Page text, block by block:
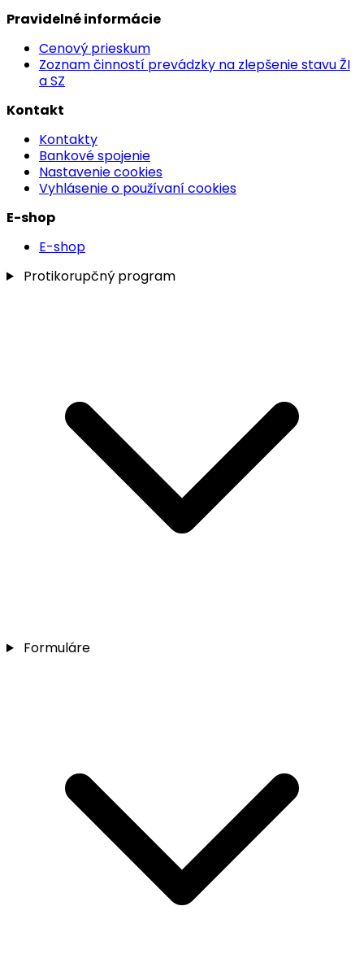
Pravidelné informácie
Cenový prieskum
Zoznam činností prevádzky na zlepšenie stavu ŽI
a SZ
Kontakt
Kontakty
Bankové spojenie
Nastavenie cookies
Vyhlásenie o používaní cookies
E-shop
E-shop
Protikorupčný program
Formuláre